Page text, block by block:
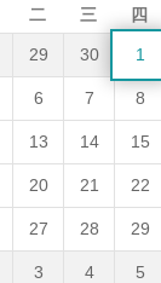
二 三 四
29 30 1
6 7 8
13 14 15
20 21 22
27 28 29
3 4 5